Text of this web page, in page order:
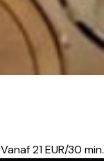
Vanaf 21EUR/30 min.